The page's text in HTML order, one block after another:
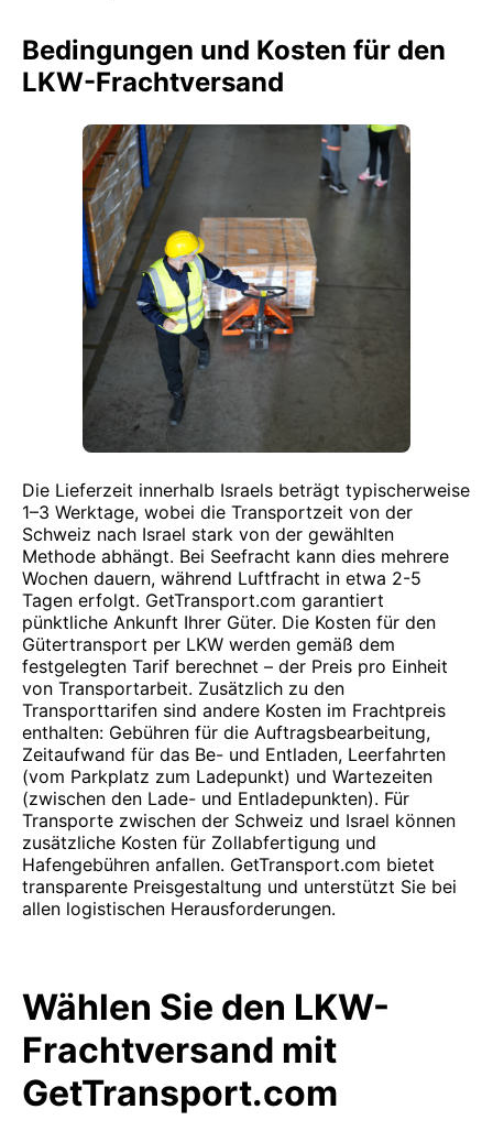
Bedingungen und Kosten für den
LKW-Frachtversand
Die Lieferzeit innerhalb Israels beträgt typischerweise
1–3 Werktage, wobei die Transportzeit von der
Schweiz nach Israel stark von der gewählten
Methode abhängt. Bei Seefracht kann dies mehrere
Wochen dauern, während Luftfracht in etwa 2-5
Tagen erfolgt. GetTransport.com garantiert
pünktliche Ankunft Ihrer Güter. Die Kosten für den
Gütertransport per LKW werden gemäß dem
festgelegten Tarif berechnet – der Preis pro Einheit
von Transportarbeit. Zusätzlich zu den
Transporttarifen sind andere Kosten im Frachtpreis
enthalten: Gebühren für die Auftragsbearbeitung,
Zeitaufwand für das Be- und Entladen, Leerfahrten
(vom Parkplatz zum Ladepunkt) und Wartezeiten
(zwischen den Lade- und Entladepunkten). Für
Transporte zwischen der Schweiz und Israel können
zusätzliche Kosten für Zollabfertigung und
Hafengebühren anfallen. GetTransport.com bietet
transparente Preisgestaltung und unterstützt Sie bei
allen logistischen Herausforderungen.
Wählen Sie den LKW-
Frachtversand mit
GetTransport.com